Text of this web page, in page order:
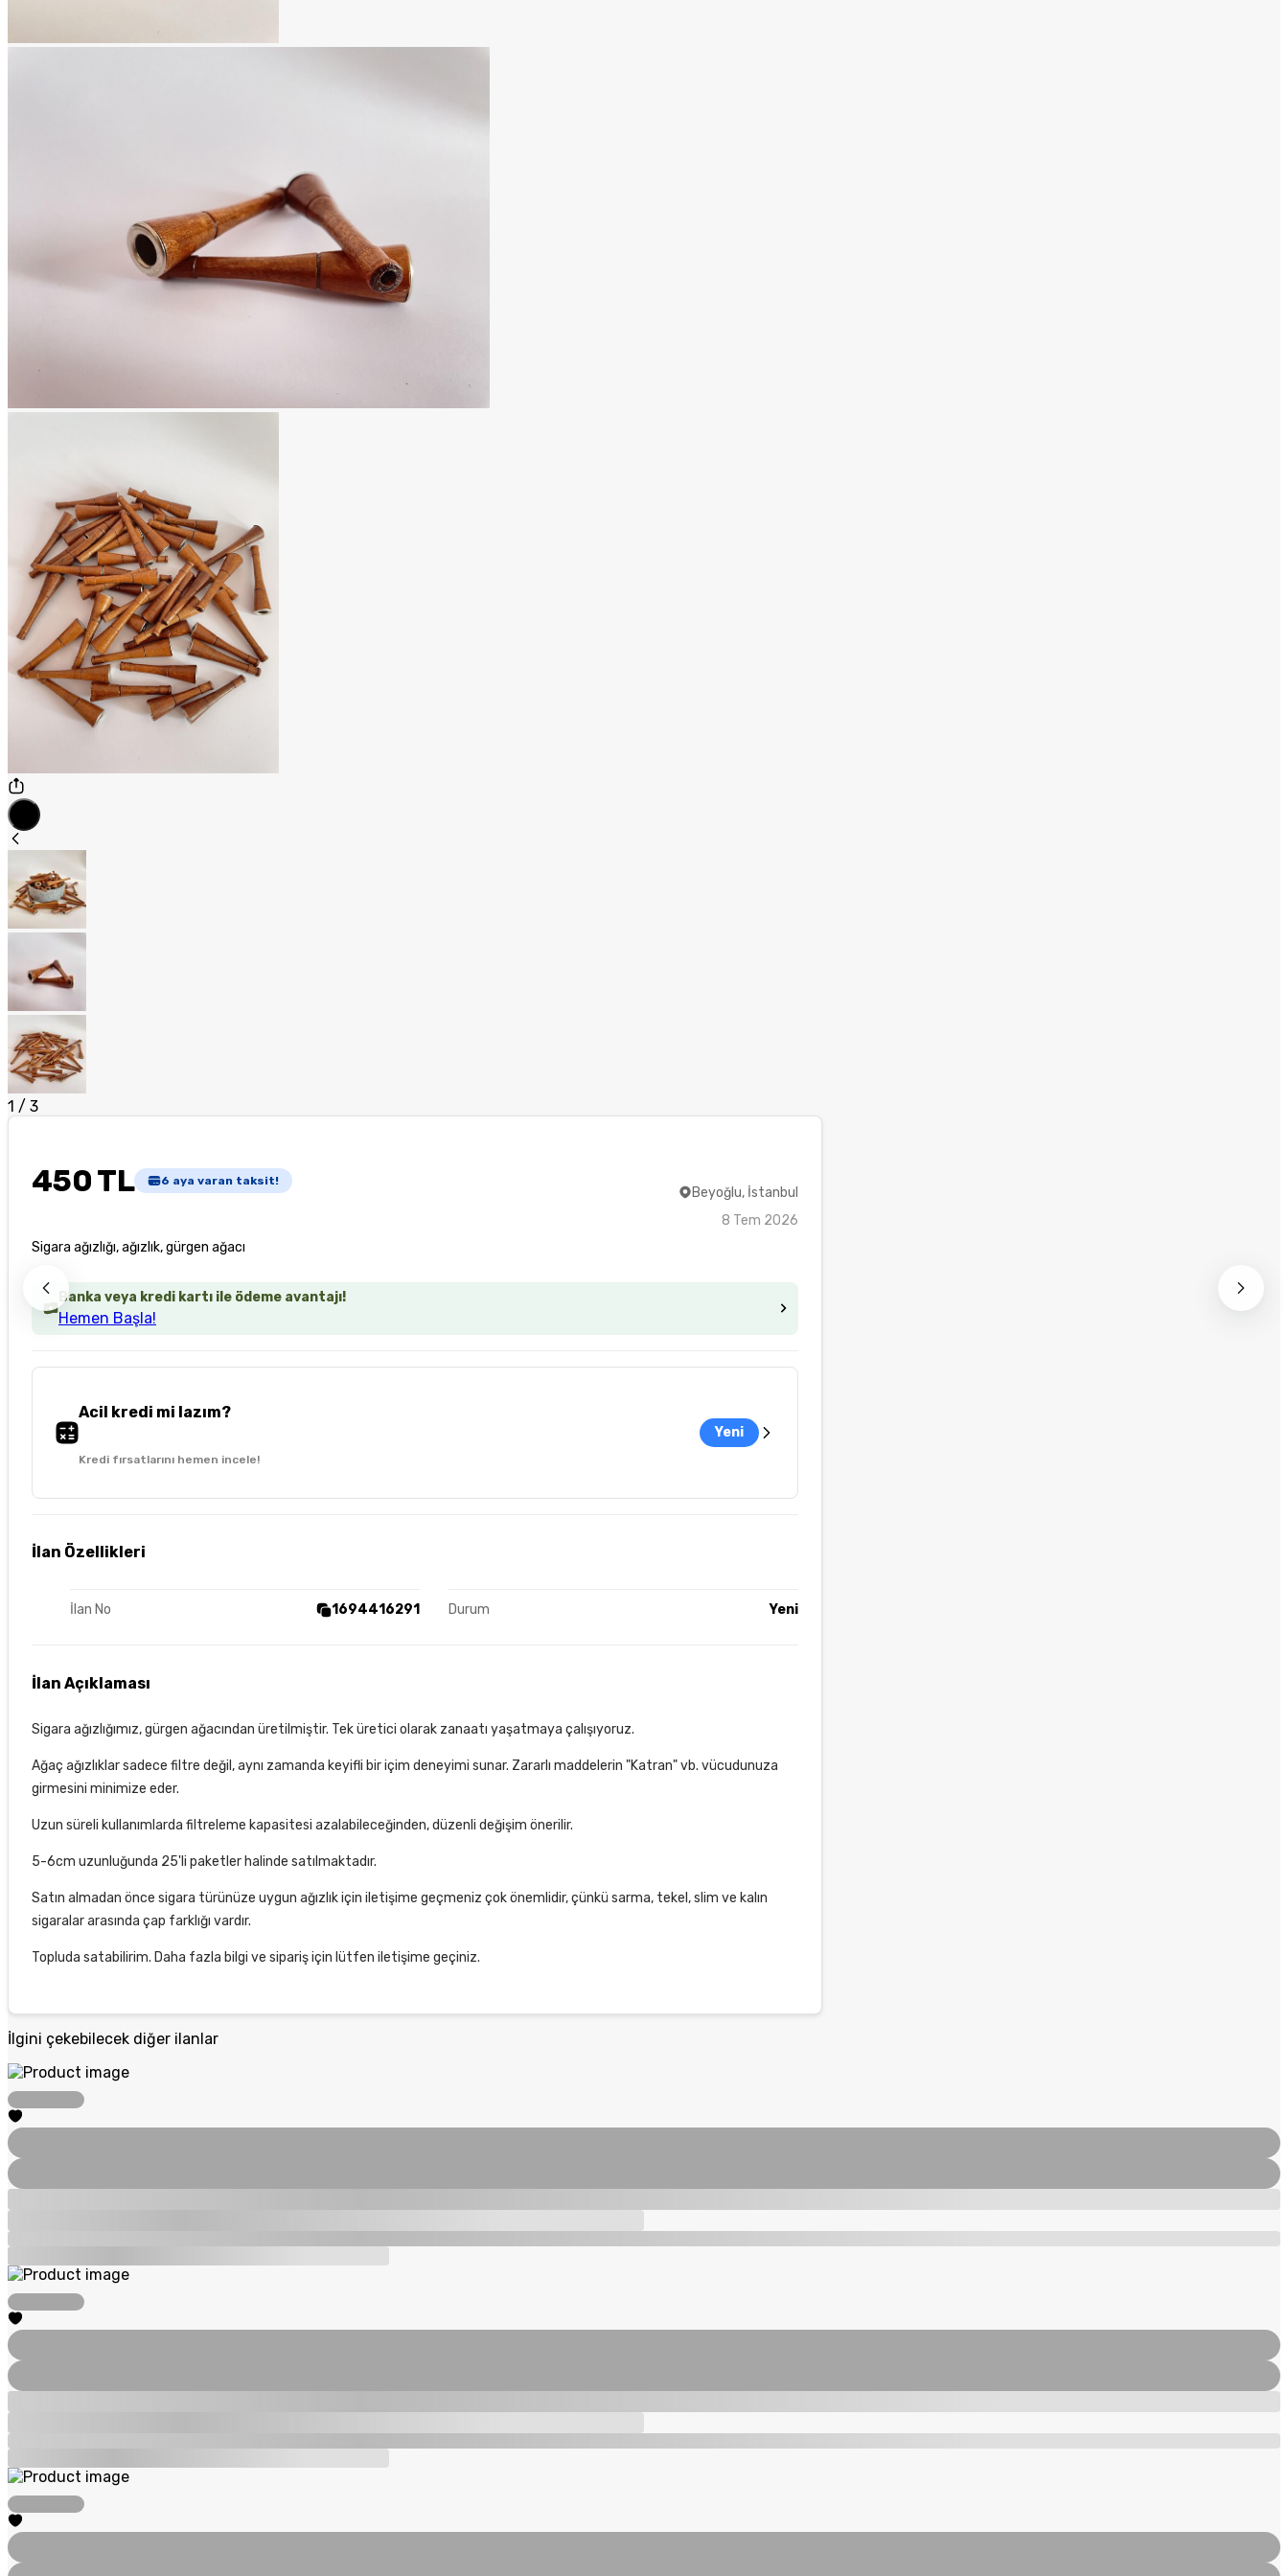
1 / 3
450 TL 6 aya varan taksit!
Sigara ağızlığı, ağızlık, gürgen ağacı
Beyoğlu, İstanbul
8 Tem 2026
Banka veya kredi kartı ile ödeme avantajı!
Hemen Başla!
Acil kredi mi lazım?
Kredi fırsatlarını hemen incele!
Yeni
İlan Özellikleri
İlan No 1694416291 Durum Yeni
İlan Açıklaması
Sigara ağızlığımız, gürgen ağacından üretilmiştir. Tek üretici olarak zanaatı yaşatmaya çalışıyoruz.
Ağaç ağızlıklar sadece filtre değil, aynı zamanda keyifli bir içim deneyimi sunar. Zararlı maddelerin "Katran" vb. vücudunuza
girmesini minimize eder.
Uzun süreli kullanımlarda filtreleme kapasitesi azalabileceğinden, düzenli değişim önerilir.
5-6cm uzunluğunda 25'li paketler halinde satılmaktadır.
Satın almadan önce sigara türünüze uygun ağızlık için iletişime geçmeniz çok önemlidir, çünkü sarma, tekel, slim ve kalın
sigaralar arasında çap farklığı vardır.
Topluda satabilirim. Daha fazla bilgi ve sipariş için lütfen iletişime geçiniz.
İlgini çekebilecek diğer ilanlar